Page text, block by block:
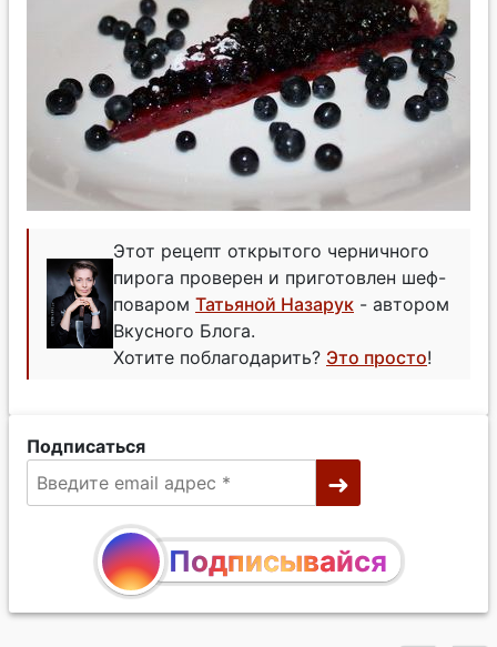
Этот рецепт открытого черничного
пирога проверен и приготовлен шеф-
поваром Татьяной Назарук - автором
Вкусного Блога.
Хотите поблагодарить? Это просто!
Подписаться
Подписывайся